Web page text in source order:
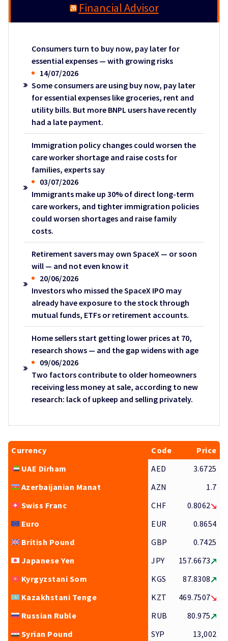
Financial Advisor
Consumers turn to buy now, pay later for
essential expenses — with growing risks
14/07/2026
Some consumers are using buy now, pay later
for essential expenses like groceries, rent and
utility bills. But more BNPL users have recently
had a late payment.
Immigration policy changes could worsen the
care worker shortage and raise costs for
families, experts say
03/07/2026
Immigrants make up 30% of direct long-term
care workers, and tighter immigration policies
could worsen shortages and raise family
costs.
Retirement savers may own SpaceX — or soon
will — and not even know it
20/06/2026
Investors who missed the SpaceX IPO may
already have exposure to the stock through
mutual funds, ETFs or retirement accounts.
Home sellers start getting lower prices at 70,
research shows — and the gap widens with age
09/06/2026
Two factors contribute to older homeowners
receiving less money at sale, according to new
research: lack of upkeep and selling privately.
Currency Code
Price
UAE Dirham
AED
3.6725
Azerbaijanian Manat
AZN
1.7
Swiss Franc
CHF
0.8062
Euro
EUR
0.8654
British Pound
GBP
0.7425
Japanese Yen
JPY
157.6673
Kyrgyzstani Som
KGS
87.8308
Kazakhstani Tenge
KZT
469.7507
Russian Ruble
RUB
80.975
Syrian Pound
SYP
13,002